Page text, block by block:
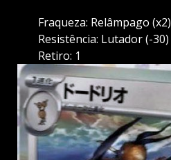
Fraqueza: Relâmpago (x2)
Resistência: Lutador (-30)
Retiro: 1